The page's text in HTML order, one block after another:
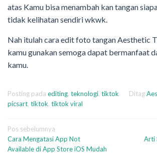
atas Kamu bisa menambah kan tangan
tidak kelihatan sendiri wkwk.
Nah itulah cara edit foto tangan Aesthetic
kamu gunakan semoga dapat bermanfaat
kamu.
Posting pada editing, teknologi, tiktok Ditag
picsart, tiktok, tiktok viral
Navigasi
pos
Pos sebelumnya
Cara Mengatasi App Not
Available di App Store iOS Mudah
Arti